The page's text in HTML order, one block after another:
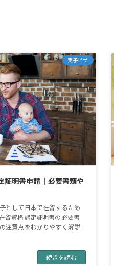
実子ビザ
証明書申請｜必要書類や
として日本で在留するため
留資格認定証明書の必要書
注意点をわかりやすく解説
続きを読む